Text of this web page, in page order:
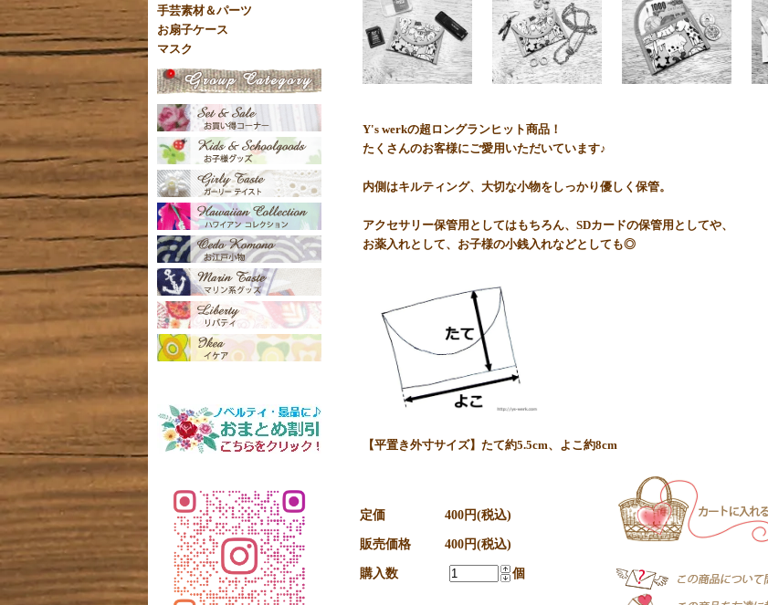
Y's werkの超ロングランヒット商品！
たくさんのお客様にご愛用いただいています♪
内側はキルティング、大切な小物をしっかり優しく保管。
アクセサリー保管用としてはもちろん、SDカードの保管用としてや、
お薬入れとして、お子様の小銭入れなどとしても◎
【平置き外寸サイズ】たて約5.5cm、よこ約8cm
定価 400円(税込)
販売価格 400円(税込)
購入数 個
手芸素材＆パーツ
お扇子ケース
マスク